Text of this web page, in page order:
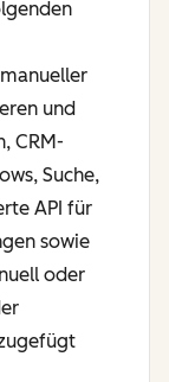
und
CRM-
Suche,
API für
sowie
oder